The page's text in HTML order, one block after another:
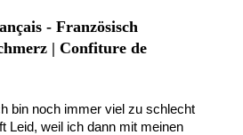
- Französisch
| Confiture de
bin noch immer viel zu schlecht
Leid, weil ich dann mit meinen